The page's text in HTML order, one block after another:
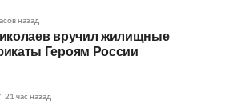
назад
вручил жилищные
Героям России
21 час назад